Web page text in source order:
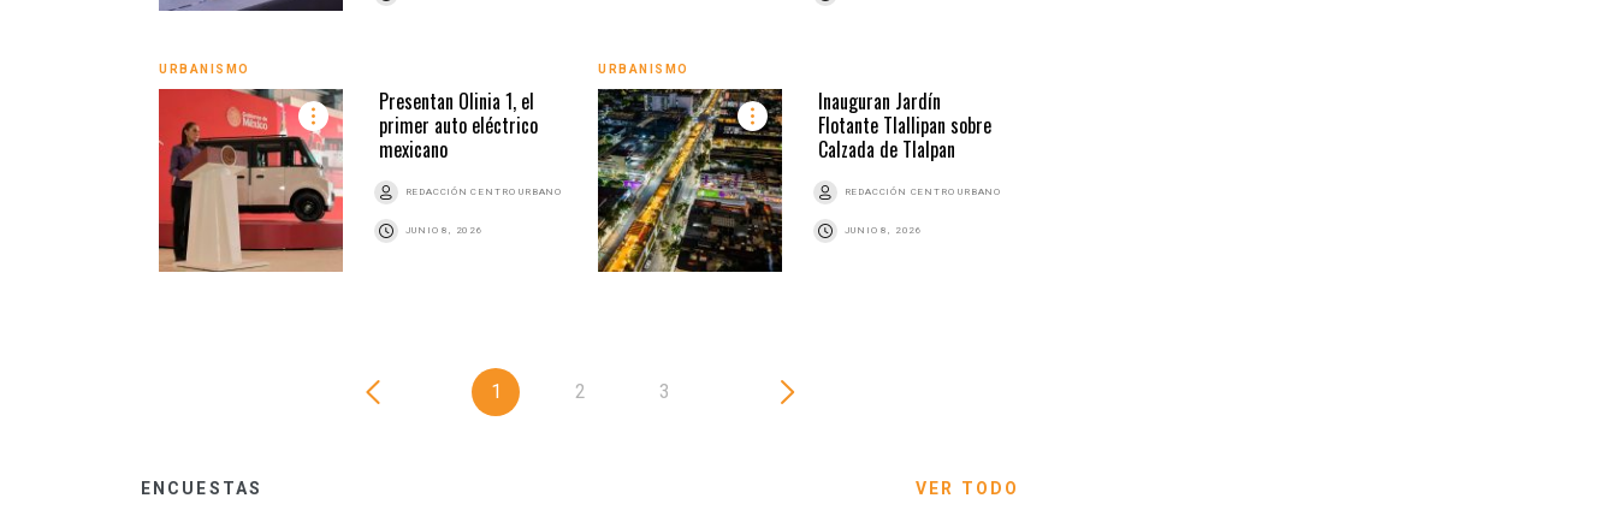
URBANISMO
Presentan Olinia 1, el
primer auto eléctrico
mexicano
REDACCIÓN CENTRO URBANO
JUNIO 8, 2026
URBANISMO
Inauguran Jardín
Flotante Tlallipan sobre
Calzada de Tlalpan
REDACCIÓN CENTRO URBANO
JUNIO 8, 2026
1 2 3
ENCUESTAS VER TODO